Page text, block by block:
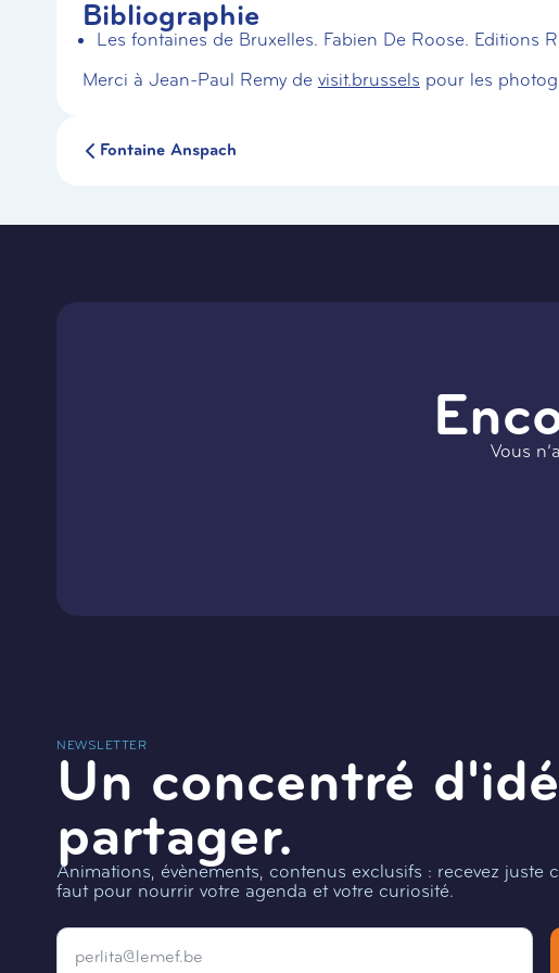
Bibliographie
Les fontaines de Bruxelles. Fabien De Roose. Editions
Merci à Jean-Paul Remy de visit.brussels pour les
Fontaine Anspach
Vous
NEWSLETTER
Un concentré
partager.
Animations, évènements, contenus exclusifs : recevez juste
faut pour nourrir votre agenda et votre curiosité.
Email